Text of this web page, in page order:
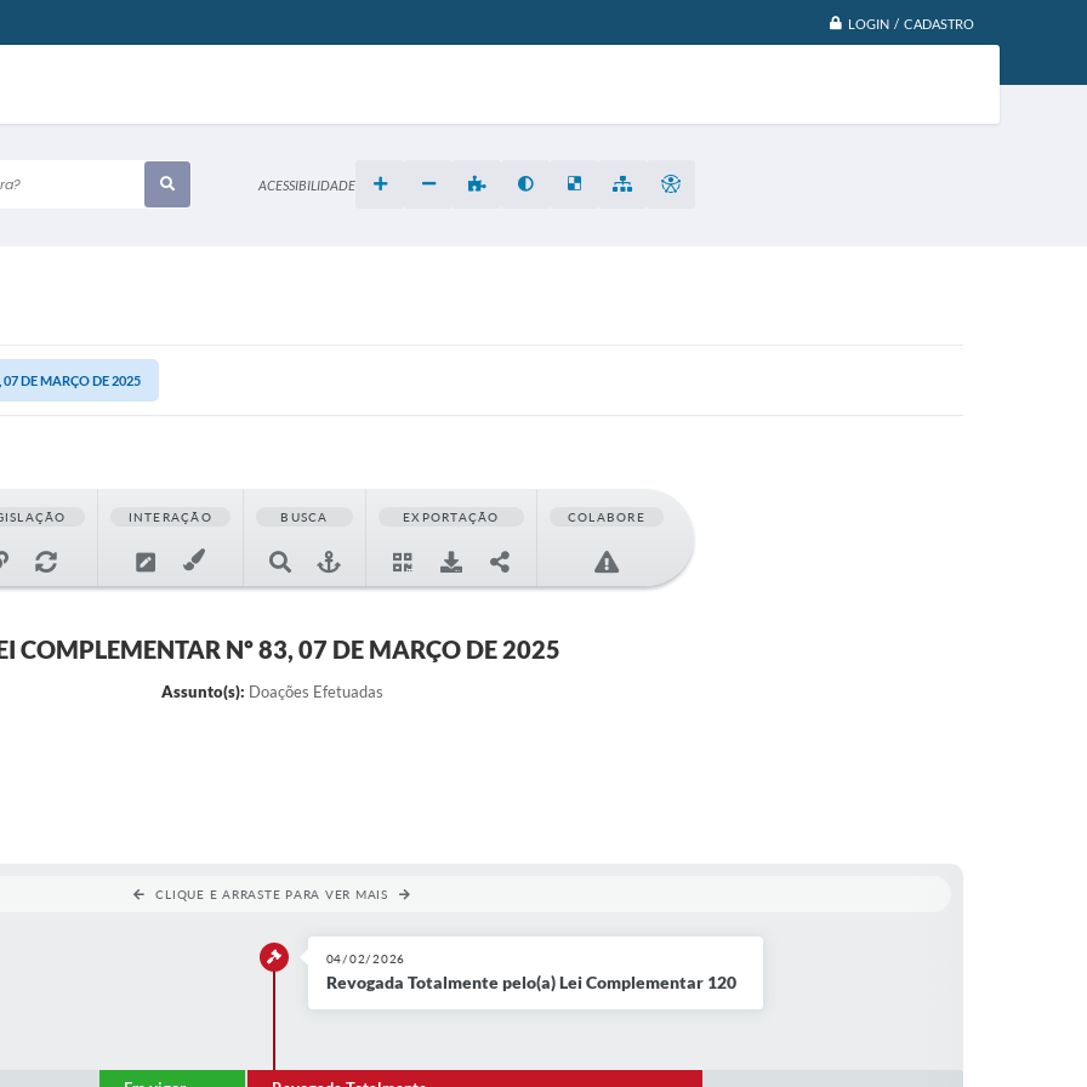
LOGIN / CADASTRO
ACESSIBILIDADE
DE MARÇO DE 2025
INTERAÇÃO BUSCA EXPORTAÇÃO COLABORE
COMPLEMENTAR Nº 83, 07 DE MARÇO DE 2025
Assunto(s): Doações Efetuadas
CLIQUE E ARRASTE PARA VER MAIS
04/02/2026
Revogada Totalmente pelo(a) Lei Complementar 120